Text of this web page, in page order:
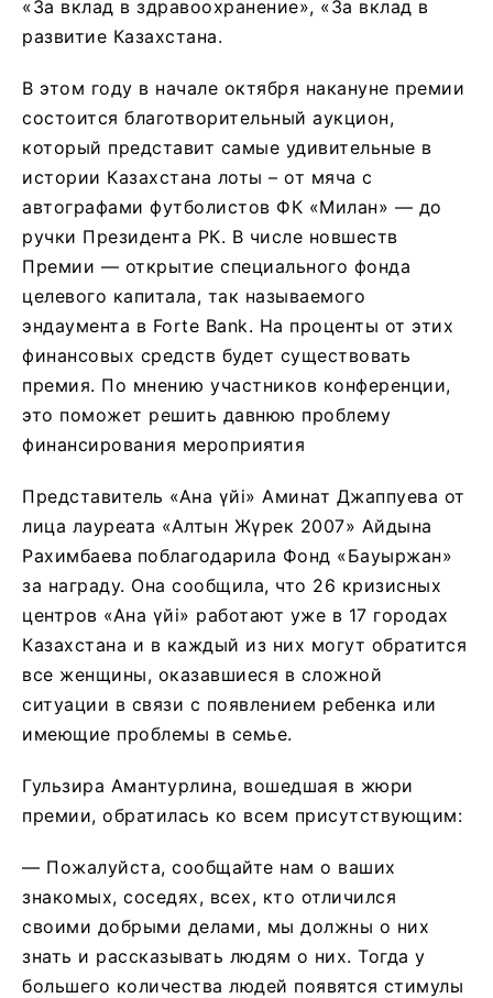
«За вклад в здравоохранение», «За вклад в
развитие Казахстана.
В этом году в начале октября накануне премии
состоится благотворительный аукцион,
который представит самые удивительные в
истории Казахстана лоты – от мяча с
автографами футболистов ФК «Милан» — до
ручки Президента РК. В числе новшеств
Премии — открытие специального фонда
целевого капитала, так называемого
эндаумента в Forte Bank. На проценты от этих
финансовых средств будет существовать
премия. По мнению участников конференции,
это поможет решить давнюю проблему
финансирования мероприятия
Представитель «Ана үйі» Аминат Джаппуева от
лица лауреата «Алтын Жүрек 2007» Айдына
Рахимбаева поблагодарила Фонд «Бауыржан»
за награду. Она сообщила, что 26 кризисных
центров «Ана үйі» работают уже в 17 городах
Казахстана и в каждый из них могут обратится
все женщины, оказавшиеся в сложной
ситуации в связи с появлением ребенка или
имеющие проблемы в семье.
Гульзира Амантурлина, вошедшая в жюри
премии, обратилась ко всем присутствующим:
— Пожалуйста, сообщайте нам о ваших
знакомых, соседях, всех, кто отличился
своими добрыми делами, мы должны о них
знать и рассказывать людям о них. Тогда у
большего количества людей появятся стимулы